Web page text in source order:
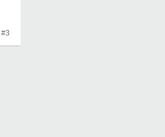
#3